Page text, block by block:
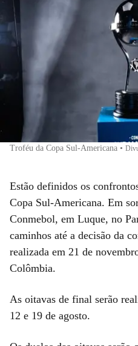
Troféu da Copa Sul-Americana •
Estão definidos os
Copa Sul-Americana. Em
Conmebol, em Luque, no
caminhos até a decisão da
realizada em 21 de
Colômbia.
As oitavas de final serão
12 e 19 de agosto.